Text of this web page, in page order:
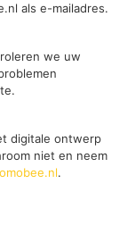
als e-mailadres.
we uw
digitale ontwerp
niet en neem
.